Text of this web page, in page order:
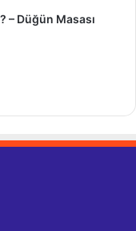
– Düğün Masası